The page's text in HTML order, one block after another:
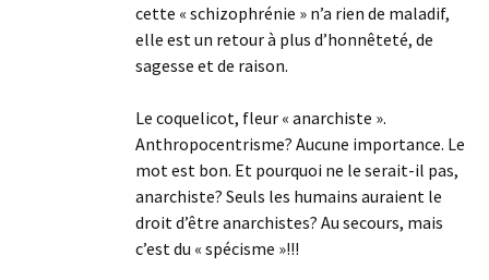
cette « schizophrénie » n’a rien de maladif,
elle est un retour à plus d’honnêteté, de
sagesse et de raison.
Le coquelicot, fleur « anarchiste ».
Anthropocentrisme? Aucune importance. Le
mot est bon. Et pourquoi ne le serait-il pas,
anarchiste? Seuls les humains auraient le
droit d’être anarchistes? Au secours, mais
c’est du « spécisme »!!!